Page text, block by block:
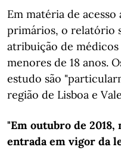
Em matéria de
primários, o relatório
atribuição de
menores de 18 anos.
estudo são
região de Lisboa e
"Em outubro de 2018,
entrada em vigor da